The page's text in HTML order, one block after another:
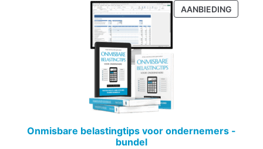
AANBIEDING
IN
Onmisbare belastingtips voor ondernemers -
bundel